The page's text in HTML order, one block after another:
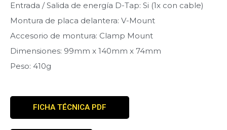
Entrada / Salida de energía D-Tap: Si (1x con cable)
Montura de placa delantera: V-Mount
Accesorio de montura: Clamp Mount
Dimensiones: 99mm x 140mm x 74mm
Peso: 410g
FICHA TÉCNICA PDF